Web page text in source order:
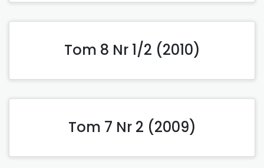
Tom 8 Nr 1/2 (2010)
Tom 7 Nr 2 (2009)